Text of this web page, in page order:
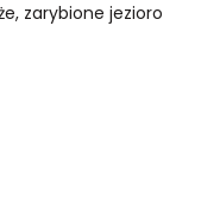
zarybione jezioro